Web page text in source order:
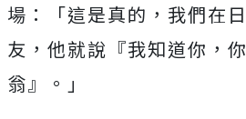
場：「這是真的，我們在
友，他就說『我知道你，
翁』。」